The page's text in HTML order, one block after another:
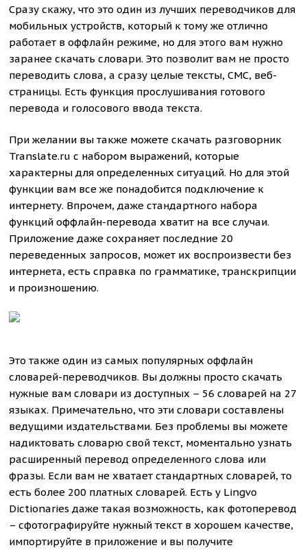
Сразу скажу, что это один из лучших переводчиков для
мобильных устройств, который к тому же отлично
работает в оффлайн режиме, но для этого вам нужно
заранее скачать словари. Это позволит вам не просто
переводить слова, а сразу целые тексты, СМС, веб-
страницы. Есть функция прослушивания готового
перевода и голосового ввода текста.
При желании вы также можете скачать разговорник
Translate.ru с набором выражений, которые
характерны для определенных ситуаций. Но для этой
функции вам все же понадобится подключение к
интернету. Впрочем, даже стандартного набора
функций оффлайн-перевода хватит на все случаи.
Приложение даже сохраняет последние 20
переведенных запросов, может их воспроизвести без
интернета, есть справка по грамматике, транскрипции
и произношению.
Это также один из самых популярных оффлайн
словарей-переводчиков. Вы должны просто скачать
нужные вам словари из доступных – 56 словарей на 27
языках. Примечательно, что эти словари составлены
ведущими издательствами. Без проблемы вы можете
надиктовать словарю свой текст, моментально узнать
расширенный перевод определенного слова или
фразы. Если вам не хватает стандартных словарей, то
есть более 200 платных словарей. Есть у Lingvo
Dictionaries даже такая возможность, как фотоперевод
– сфотографируйте нужный текст в хорошем качестве,
импортируйте в приложение и вы получите